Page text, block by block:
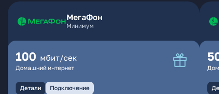
МегаФон
Минимум
100 мбит/сек
Домашний интернет
Детали Подключение